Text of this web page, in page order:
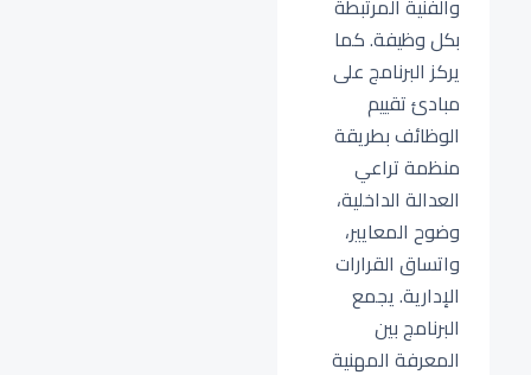
والفنية المرتبطة
بكل وظيفة. كما
يركز البرنامج على
مبادئ تقييم
الوظائف بطريقة
منظمة تراعي
العدالة الداخلية،
وضوح المعايير،
واتساق القرارات
الإدارية. يجمع
البرنامج بين
المعرفة المهنية